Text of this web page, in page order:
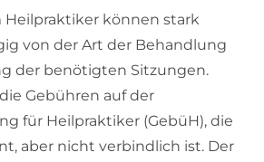
Heilpraktiker können stark
von der Art der Behandlung
der benötigten Sitzungen.
Gebühren auf der
für Heilpraktiker (GebüH), die
aber nicht verbindlich ist. Der